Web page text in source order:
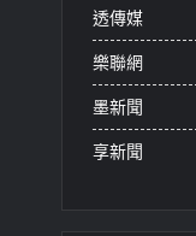
透傳媒
樂聯網
墨新聞
享新聞